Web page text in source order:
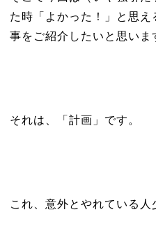
た時「よかった！」と思え
事をご紹介したいと思いま
それは、「計画」です。
これ、意外とやれている人